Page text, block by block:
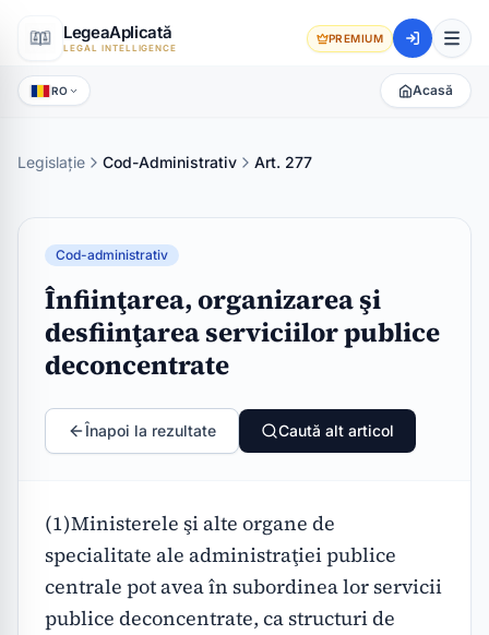
LegeaAplicată
LEGAL INTELLIGENCE
PREMIUM
RO Acasă
Legislație Cod-Administrativ Art. 277
Cod-administrativ
Înfiinţarea, organizarea şi
desfiinţarea serviciilor publice
deconcentrate
Înapoi la rezultate Caută alt articol
(1)Ministerele şi alte organe de
specialitate ale administraţiei publice
centrale pot avea în subordinea lor servicii
publice deconcentrate, ca structuri de